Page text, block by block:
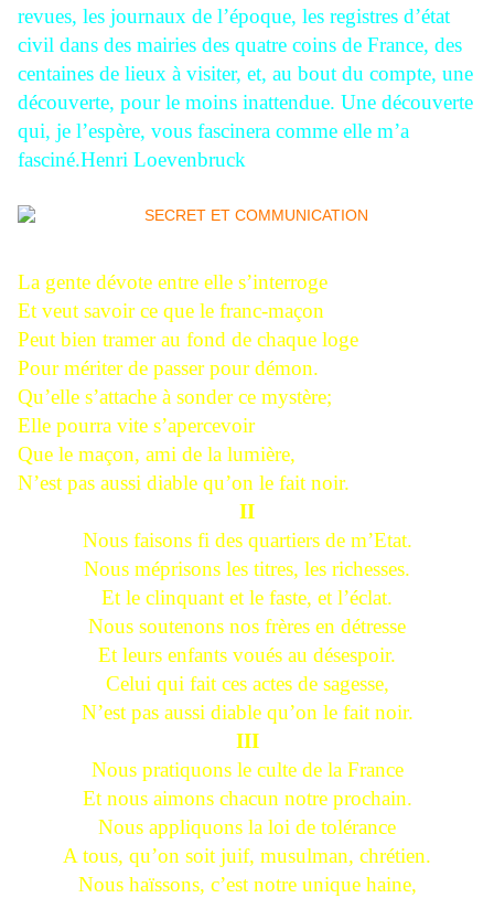
revues, les journaux de l’époque, les registres d’état
civil dans des mairies des quatre coins de France, des
centaines de lieux à visiter, et, au bout du compte, une
découverte, pour le moins inattendue. Une découverte
qui, je l’espère, vous fascinera comme elle m’a
fasciné.Henri Loevenbruck
La gente dévote entre elle s’interroge
Et veut savoir ce que le franc-maçon
Peut bien tramer au fond de chaque loge
Pour mériter de passer pour démon.
Qu’elle s’attache à sonder ce mystère;
Elle pourra vite s’apercevoir
Que le maçon, ami de la lumière,
N’est pas aussi diable qu’on le fait noir.
II
Nous faisons fi des quartiers de m’Etat.
Nous méprisons les titres, les richesses.
Et le clinquant et le faste, et l’éclat.
Nous soutenons nos frères en détresse
Et leurs enfants voués au désespoir.
Celui qui fait ces actes de sagesse,
N’est pas aussi diable qu’on le fait noir.
III
Nous pratiquons le culte de la France
Et nous aimons chacun notre prochain.
Nous appliquons la loi de tolérance
A tous, qu’on soit juif, musulman, chrétien.
Nous haïssons, c’est notre unique haine,